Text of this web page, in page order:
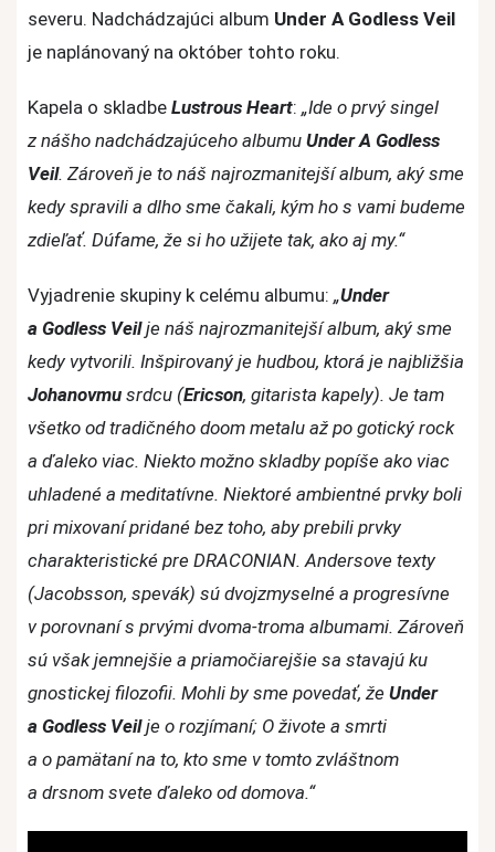
Lustrous
severu. Nadchádzajúci album Under A Godless Veil
je naplánovaný na október tohto roku.
Kapela o skladbe Lustrous Heart: „Ide o prvý singel
z nášho nadchádzajúceho albumu Under A Godless
Veil. Zároveň je to náš najrozmanitejší album, aký sme
kedy spravili a dlho sme čakali, kým ho s vami budeme
zdieľať. Dúfame, že si ho užijete tak, ako aj my.“
Vyjadrenie skupiny k celému albumu: „Under
a Godless Veilje náš najrozmanitejší album, aký sme
kedy vytvorili. Inšpirovaný je hudbou, ktorá je najbližšia
Johanovmu srdcu (Ericson, gitarista kapely). Je tam
všetko od tradičného doom metalu až po gotický rock
a ďaleko viac. Niekto možno skladby popíše ako viac
uhladené a meditatívne. Niektoré ambientné prvky boli
pri mixovaní pridané bez toho, aby prebili prvky
charakteristické pre DRACONIAN. Andersove texty
(Jacobsson, spevák) sú dvojzmyselné a progresívne
v porovnaní s prvými dvoma-troma albumami. Zároveň
sú však jemnejšie a priamočiarejšie sa stavajú ku
gnostickej filozofii. Mohli by sme povedať, že Under
a Godless Veilje o rozjímaní; O živote a smrti
a o pamätaní na to, kto sme v tomto zvláštnom
a drsnom svete ďaleko od domova.“